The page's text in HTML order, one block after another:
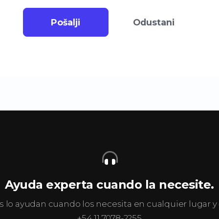
Pošalji Odustani
Ayuda experta cuando la necesite.
lo ayudan cuando los necesita en cualquier lugar